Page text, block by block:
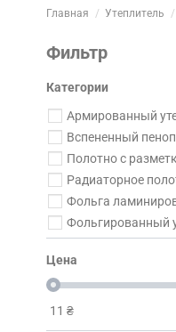
Главная Утеплитель
Фильтр
Категории
Армированный
Вспененный
Полотно с
Радиаторное
Фольга
Фольгированный
Цена
11 ₴